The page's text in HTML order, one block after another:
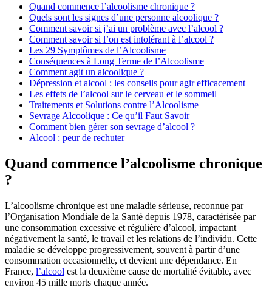
Quand commence l’alcoolisme chronique ?
Quels sont les signes d’une personne alcoolique ?
Comment savoir si j’ai un problème avec l’alcool ?
Comment savoir si l’on est intolérant à l’alcool ?
Les 29 Symptômes de l’Alcoolisme
Conséquences à Long Terme de l’Alcoolisme
Comment agit un alcoolique ?
Dépression et alcool : les conseils pour agir efficacement
Les effets de l’alcool sur le cerveau et le sommeil
Traitements et Solutions contre l’Alcoolisme
Sevrage Alcoolique : Ce qu’il Faut Savoir
Comment bien gérer son sevrage d’alcool ?
Alcool : peur de rechuter
Quand commence l’alcoolisme chronique
?
L’alcoolisme chronique est une maladie sérieuse, reconnue par
l’Organisation Mondiale de la Santé depuis 1978, caractérisée par
une consommation excessive et régulière d’alcool, impactant
négativement la santé, le travail et les relations de l’individu. Cette
maladie se développe progressivement, souvent à partir d’une
consommation occasionnelle, et devient une dépendance. En
France, l’alcool est la deuxième cause de mortalité évitable, avec
environ 45 mille morts chaque année.